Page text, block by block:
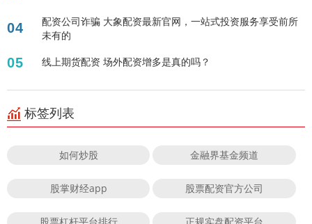
04
配资公司诈骗 大象配资最新官网，一站式投资服务享受前所
未有的
05 线上期货配资 场外配资增多是真的吗？
标签列表
如何炒股 金融界基金频道
股掌财经app 股票配资官方公司